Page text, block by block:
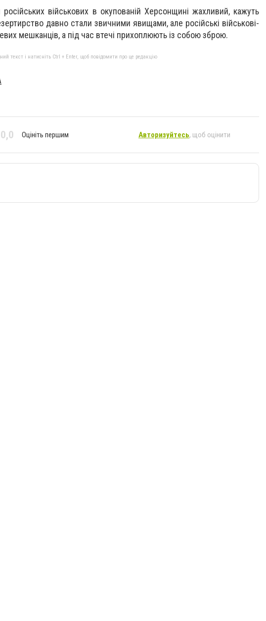
російських військових в окупованій Херсонщині жахливий, кажуть
давно стали звичними явищами, але російські військові-
мешканців, а під час втечі прихоплюють із собою зброю.
текст і натисніть Ctrl + Enter, щоб повідомити про це редакцію
0,0 Оцініть першим Авторизуйтесь, щоб оцінити